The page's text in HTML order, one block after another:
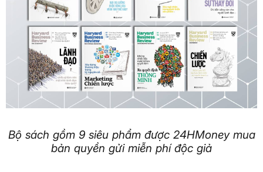
Bộ sách gồm 9 siêu phẩm được 24HMoney mua
bản quyền gửi miễn phí độc giả